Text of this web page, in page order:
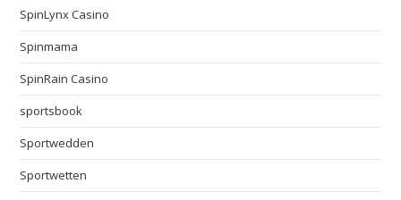
SpinLynx Casino
Spinmama
SpinRain Casino
sportsbook
Sportwedden
Sportwetten